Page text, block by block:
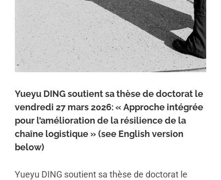
Yueyu DING soutient sa thèse de doctorat le
vendredi 27 mars 2026: « Approche intégrée
pour l’amélioration de la résilience de la
chaîne logistique » (see English version
below)
Yueyu DING soutient sa thèse de doctorat le